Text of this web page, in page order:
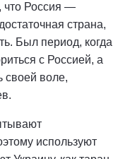
что Россия —
страна,
Был период, когда
с Россией, а
своей воле,
используют